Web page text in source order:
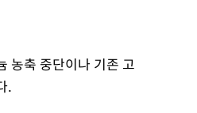
농축 중단이나 기존 고
.